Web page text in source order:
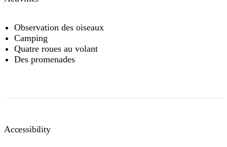
Observation des oiseaux
Camping
Quatre roues au volant
Des promenades
Accessibility